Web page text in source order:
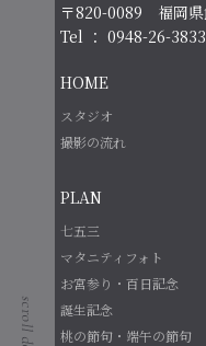
〒820-0089 福岡県
Tel ： 0948-26-3833
HOME
スタジオ
撮影の流れ
PLAN
七五三
マタニティフォト
お宮参り・百日記念
誕生記念
桃の節句・端午の節句